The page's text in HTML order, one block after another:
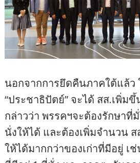
นอกจากการยึดคืนภาคใต้แล้ว
“ประชาธิปัตย์” จะได้ สส.เพิ่ม
กล่าวว่า พรรคฯจะต้องรักษาที่
นั่งให้ได้ และต้องเพิ่มจำนวน
ให้ได้มากกว่าของเก่าที่มีอยู่ เ